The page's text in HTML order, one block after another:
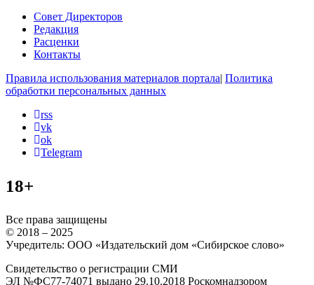
Совет Директоров
Редакция
Расценки
Контакты
Правила использования материалов портала| Политика
обработки персональных данных
rss
vk
ok
Telegram
18+
Все права защищены
© 2018 – 2025
Учредитель: ООО «Издательский дом «Сибирское слово»
Свидетельство о регистрации СМИ
ЭЛ №ФС77-74071 выдано 29.10.2018 Роскомнадзором